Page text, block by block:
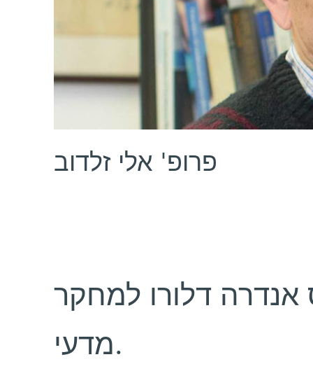
פרופ' אלי זלדוב
דלורו למחקר
מדעי.